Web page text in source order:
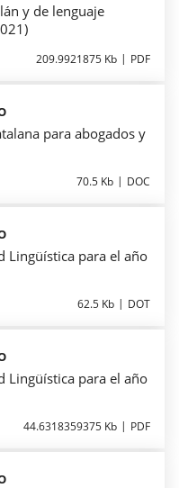
y de lenguaje
209.9921875 Kb PDF
para abogados y
70.5 Kb DOC
Lingüística para el año
62.5 Kb DOT
Lingüística para el año
44.6318359375 Kb PDF